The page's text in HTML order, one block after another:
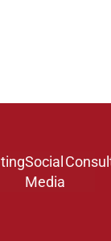
Social
Media